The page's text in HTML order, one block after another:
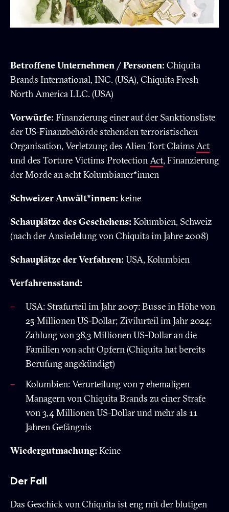
Betroffene Unternehmen / Personen: Chiquita
Brands International, INC. (USA), Chiquita Fresh
North America LLC. (USA)
Vorwürfe: Finanzierung einer auf der Sanktionsliste
der US-Finanzbehörde stehenden terroristischen
Organisation, Verletzung des Alien Tort Claims Act
und des Torture Victims ProtectionAct, Finanzierung
der Morde an acht Kolumbianer*innen
Schweizer Anwält*innen: keine
Schauplätze des Geschehens: Kolumbien, Schweiz
(nach der Ansiedelung von Chiquita im Jahre 2008)
Schauplätze der Verfahren: USA, Kolumbien
Verfahrensstand:
USA: Strafurteil im Jahr 2007: Busse in Höhe von
25 Millionen US-Dollar; Zivilurteil im Jahr 2024:
Zahlung von 38,3 Millionen US-Dollar an die
Familien von acht Opfern (Chiquita hat bereits
Berufung angekündigt)
Kolumbien: Verurteilung von 7 ehemaligen
Managern von Chiquita Brands zu einer Strafe
von 3,4 Millionen US-Dollar und mehr als 11
Jahren Gefängnis
Wiedergutmachung: Keine
Der Fall
Das Geschick von Chiquita ist eng mit der blutigen